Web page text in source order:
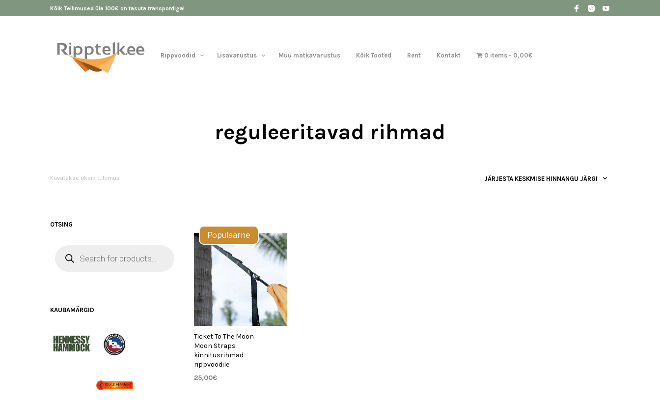
Kõik Tellimused üle 100€ on tasuta transpordiga!
Rippvoodid Lisavarustus Muu matkavarustus Kõik Tooted Rent Kontakt 0 items 0,00€
reguleeritavad rihmad
Kuvatakse üksik tulemus JÄRJESTA KESKMISE HINNANGU JÄRGI
OTSING
SEARCH
KAUBAMÄRGID
Populaarne
Ticket To The Moon
Moon Straps
kinnitusrihmad
rippvoodile
25,00€